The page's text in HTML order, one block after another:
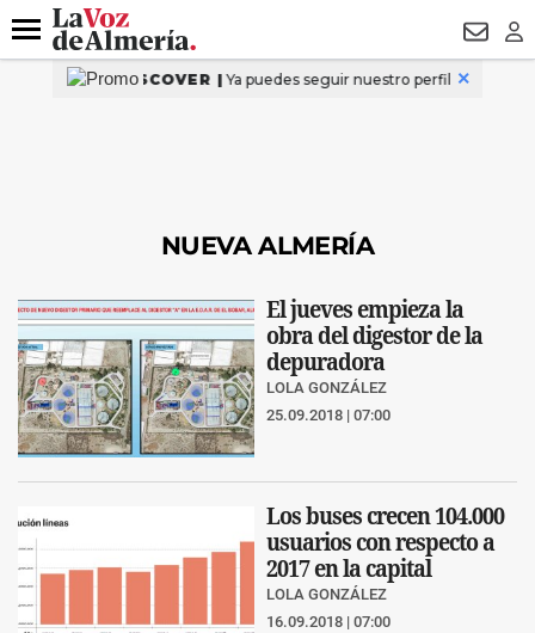
DESTACADO
Menú
NUEVA ALMERÍA
El jueves empieza la
obra del digestor de la
depuradora
LOLA GONZÁLEZ
25.09.2018 | 07:00
Los buses crecen 104.000
usuarios con respecto a
2017 en la capital
LOLA GONZÁLEZ
16.09.2018 | 07:00